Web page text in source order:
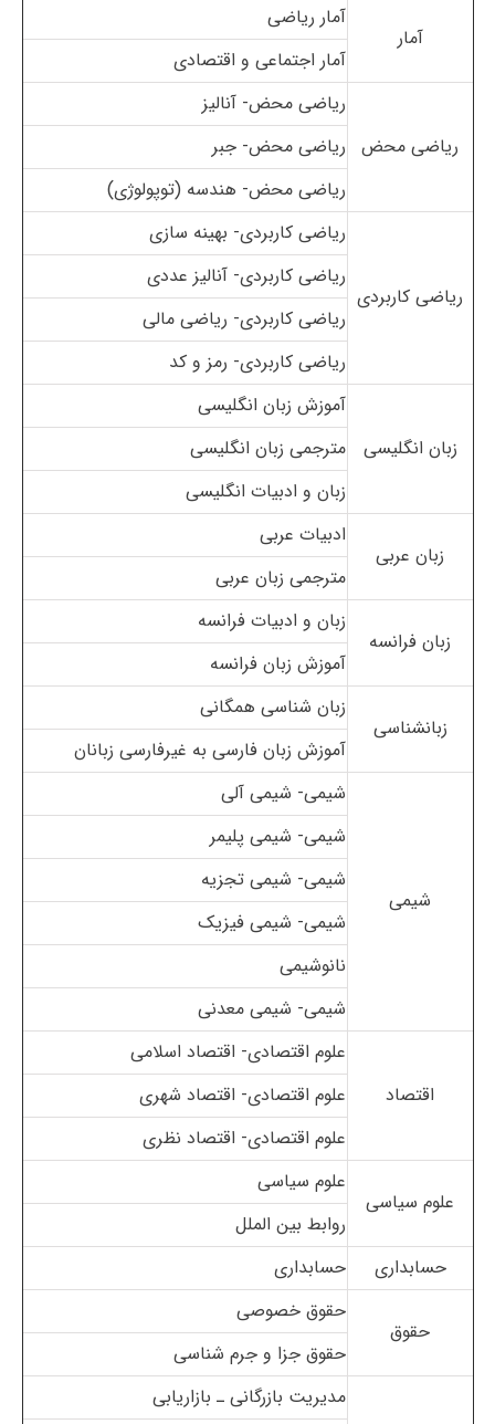
آمار
آمار ریاضی
آمار اجتماعی و اقتصادی
ریاضی محض
ریاضی محض- آنالیز
ریاضی محض- جبر
ریاضی محض- هندسه (توپولوژی)
ریاضی کاربردی
ریاضی کاربردی- بهینه سازی
ریاضی کاربردی- آنالیز عددی
ریاضی کاربردی- ریاضی مالی
ریاضی کاربردی- رمز و کد
زبان انگلیسی
آموزش زبان انگلیسی
مترجمی زبان انگلیسی
زبان و ادبیات انگلیسی
زبان عربی
ادبیات عربی
مترجمی زبان عربی
زبان فرانسه
زبان و ادبیات فرانسه
آموزش زبان فرانسه
زبانشناسی
زبان شناسی همگانی
آموزش زبان فارسی به غیرفارسی زبانان
شیمی
شیمی- شیمی آلی
شیمی- شیمی پلیمر
شیمی- شیمی تجزیه
شیمی- شیمی فیزیک
نانوشیمی
شیمی- شیمی معدنی
اقتصاد
علوم اقتصادی- اقتصاد اسلامی
علوم اقتصادی- اقتصاد شهری
علوم اقتصادی- اقتصاد نظری
علوم سیاسی
علوم سیاسی
روابط بین الملل
حسابداری
حسابداری
حقوق
حقوق خصوصی
حقوق جزا و جرم شناسی
مدیریت بازرگانی ـ بازاریابی